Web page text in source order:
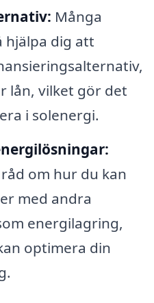
Många
hjälpa dig att
lån, vilket gör det
i solenergi.
om hur du kan
med andra
energilagring,
optimera din